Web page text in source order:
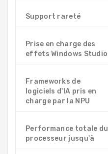
Support rareté
Prise en charge des
effets Windows Studio
Frameworks de
logiciels d'IA pris en
charge par la NPU
Performance totale du
processeur jusqu'à